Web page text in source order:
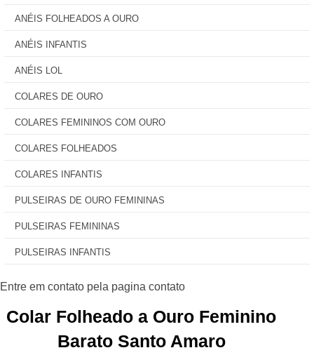
ANÉIS FOLHEADOS A OURO
ANÉIS INFANTIS
ANÉIS LOL
COLARES DE OURO
COLARES FEMININOS COM OURO
COLARES FOLHEADOS
COLARES INFANTIS
PULSEIRAS DE OURO FEMININAS
PULSEIRAS FEMININAS
PULSEIRAS INFANTIS
Colar Folheado a Ouro Feminino
Barato Santo Amaro